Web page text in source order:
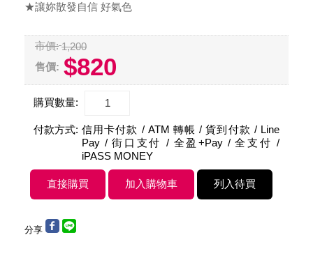
★讓妳散發自信 好氣色
市價: 1,200
售價: $820
購買數量:
付款方式: 信用卡付款 / ATM 轉帳 / 貨到付款 / Line
Pay / 街口支付 / 全盈+Pay / 全支付 /
iPASS MONEY
分享